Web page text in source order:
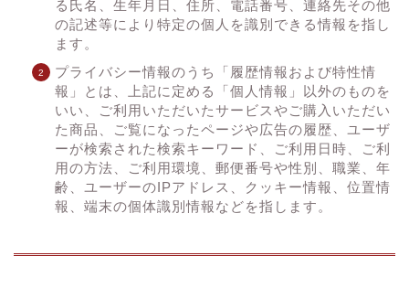
る氏名、生年月日、住所、電話番号、連絡先その他
の記述等により特定の個人を識別できる情報を指し
ます。
プライバシー情報のうち「履歴情報および特性情
報」とは、上記に定める「個人情報」以外のものを
いい、ご利用いただいたサービスやご購入いただい
た商品、ご覧になったページや広告の履歴、ユーザ
ーが検索された検索キーワード、ご利用日時、ご利
用の方法、ご利用環境、郵便番号や性別、職業、年
齢、ユーザーのIPアドレス、クッキー情報、位置情
報、端末の個体識別情報などを指します。